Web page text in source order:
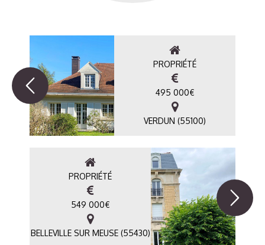
PROPRIÉTÉ
495 000€
VERDUN (55100)
PROPRIÉTÉ
549 000€
BELLEVILLE SUR MEUSE (55430)